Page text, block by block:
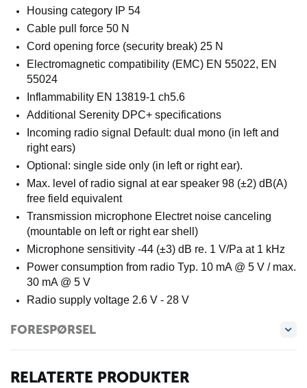
Housing category IP 54
Cable pull force 50 N
Cord opening force (security break) 25 N
Electromagnetic compatibility (EMC) EN 55022, EN
55024
Inflammability EN 13819-1 ch5.6
Additional Serenity DPC+ specifications
Incoming radio signal
Default: dual mono (in left and
right ears)
Optional: single side only (in left or right ear).
Max. level of radio signal at ear speaker 98 (±2) dB(A)
free field equivalent
Transmission microphone Electret noise canceling
(mountable on left or right ear shell)
Microphone sensitivity -44 (±3) dB re. 1 V/Pa at 1 kHz
Power consumption from radio Typ. 10 mA @ 5 V / max.
30 mA @ 5 V
Radio supply voltage 2.6 V - 28 V
FORESPØRSEL
RELATERTE PRODUKTER